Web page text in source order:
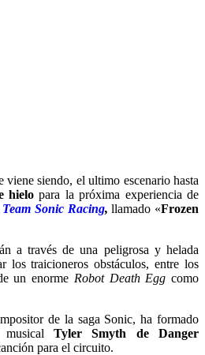
viene siendo, el ultimo escenario hasta
hielo para la próxima experiencia de
Team Sonic Racing,llamado «Frozen
a través de una peligrosa y helada
los traicioneros obstáculos, entre los
un enorme Robot Death Eggcomo
de la saga Sonic, ha formado
Tyler Smyth de Danger
para el circuito.